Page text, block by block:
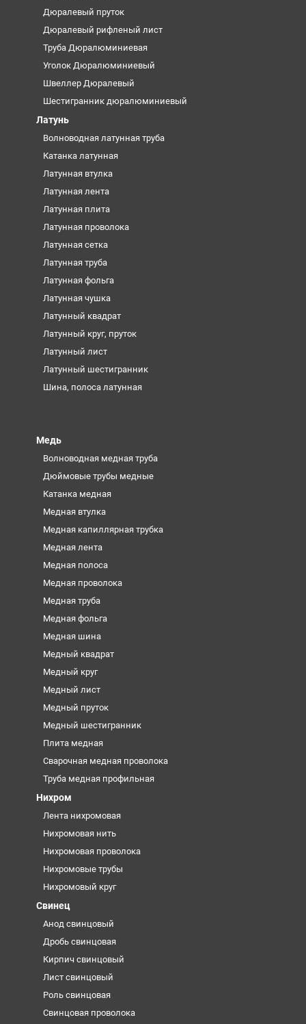
Дюралевый пруток
Дюралевый рифленый лист
Труба Дюралюминиевая
Уголок Дюралюминиевый
Швеллер Дюралевый
Шестигранник дюралюминиевый
Латунь
Волноводная латунная труба
Катанка латунная
Латунная втулка
Латунная лента
Латунная плита
Латунная проволока
Латунная сетка
Латунная труба
Латунная фольга
Латунная чушка
Латунный квадрат
Латунный круг, пруток
Латунный лист
Латунный шестигранник
Шина, полоса латунная
Медь
Волноводная медная труба
Дюймовые трубы медные
Катанка медная
Медная втулка
Медная капиллярная трубка
Медная лента
Медная полоса
Медная проволока
Медная труба
Медная фольга
Медная шина
Медный квадрат
Медный круг
Медный лист
Медный пруток
Медный шестигранник
Плита медная
Сварочная медная проволока
Труба медная профильная
Нихром
Лента нихромовая
Нихромовая нить
Нихромовая проволока
Нихромовые трубы
Нихромовый круг
Свинец
Анод свинцовый
Дробь свинцовая
Кирпич свинцовый
Лист свинцовый
Роль свинцовая
Свинцовая проволока